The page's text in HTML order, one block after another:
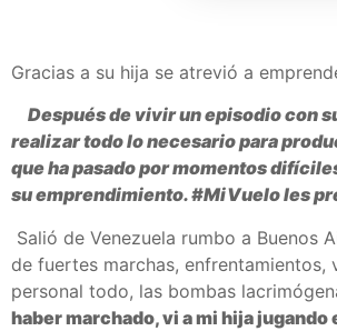
Gracias a su hija se atrevió a
Después de vivir un episodio con
realizar todo lo necesario para
que ha pasado por momentos
su emprendimiento. #MiVuelo les
Salió de Venezuela rumbo a Buenos
de fuertes marchas, enfrentamientos,
personal todo, las bombas
haber marchado, vi a mi hija